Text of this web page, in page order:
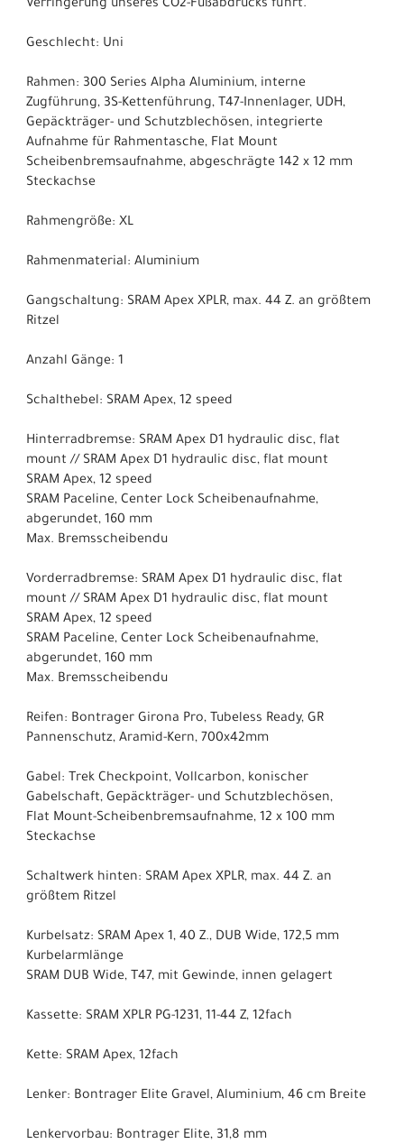
Verringerung unseres CO2-Fußabdrucks führt.
Geschlecht: Uni
Rahmen: 300 Series Alpha Aluminium, interne
Zugführung, 3S-Kettenführung, T47-Innenlager, UDH,
Gepäckträger- und Schutzblechösen, integrierte
Aufnahme für Rahmentasche, Flat Mount
Scheibenbremsaufnahme, abgeschrägte 142 x 12 mm
Steckachse
Rahmengröße: XL
Rahmenmaterial: Aluminium
Gangschaltung: SRAM Apex XPLR, max. 44 Z. an größtem
Ritzel
Anzahl Gänge: 1
Schalthebel: SRAM Apex, 12 speed
Hinterradbremse: SRAM Apex D1 hydraulic disc, flat
mount // SRAM Apex D1 hydraulic disc, flat mount
SRAM Apex, 12 speed
SRAM Paceline, Center Lock Scheibenaufnahme,
abgerundet, 160 mm
Max. Bremsscheibendu
Vorderradbremse: SRAM Apex D1 hydraulic disc, flat
mount // SRAM Apex D1 hydraulic disc, flat mount
SRAM Apex, 12 speed
SRAM Paceline, Center Lock Scheibenaufnahme,
abgerundet, 160 mm
Max. Bremsscheibendu
Reifen: Bontrager Girona Pro, Tubeless Ready, GR
Pannenschutz, Aramid-Kern, 700x42mm
Gabel: Trek Checkpoint, Vollcarbon, konischer
Gabelschaft, Gepäckträger- und Schutzblechösen,
Flat Mount-Scheibenbremsaufnahme, 12 x 100 mm
Steckachse
Schaltwerk hinten: SRAM Apex XPLR, max. 44 Z. an
größtem Ritzel
Kurbelsatz: SRAM Apex 1, 40 Z., DUB Wide, 172,5 mm
Kurbelarmlänge
SRAM DUB Wide, T47, mit Gewinde, innen gelagert
Kassette: SRAM XPLR PG-1231, 11-44 Z, 12fach
Kette: SRAM Apex, 12fach
Lenker: Bontrager Elite Gravel, Aluminium, 46 cm Breite
Lenkervorbau: Bontrager Elite, 31,8 mm